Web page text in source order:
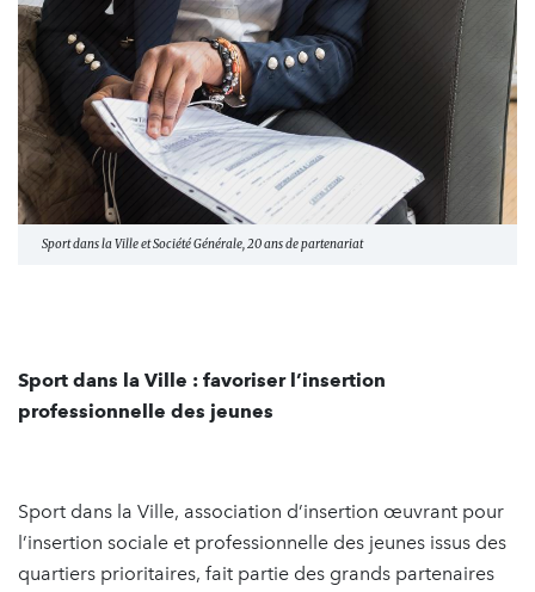
Sport dans la Ville et Société Générale, 20 ans de partenariat
Sport dans la Ville : favoriser l’insertion
professionnelle des jeunes
Sport dans la Ville, association d’insertion œuvrant pour
l’insertion sociale et professionnelle des jeunes issus des
quartiers prioritaires, fait partie des grands partenaires